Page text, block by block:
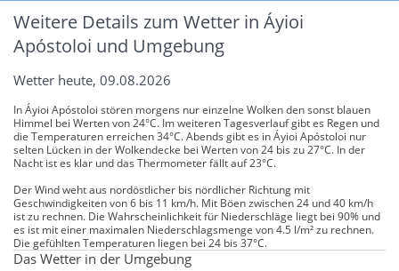
Weitere Details zum Wetter in Áyioi
Apóstoloi und Umgebung
Wetter heute, 09.08.2026
In Áyioi Apóstoloi stören morgens nur einzelne Wolken den sonst blauen
Himmel bei Werten von 24°C. Im weiteren Tagesverlauf gibt es Regen und
die Temperaturen erreichen 34°C. Abends gibt es in Áyioi Apóstoloi nur
selten Lücken in der Wolkendecke bei Werten von 24 bis zu 27°C. In der
Nacht ist es klar und das Thermometer fällt auf 23°C.
Der Wind weht aus nordöstlicher bis nördlicher Richtung mit
Geschwindigkeiten von 6 bis 11 km/h. Mit Böen zwischen 24 und 40 km/h
ist zu rechnen. Die Wahrscheinlichkeit für Niederschläge liegt bei 90% und
es ist mit einer maximalen Niederschlagsmenge von 4.5 l/m² zu rechnen.
Die gefühlten Temperaturen liegen bei 24 bis 37°C.
Das Wetter in der Umgebung